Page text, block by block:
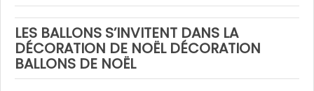
LES BALLONS S’INVITENT DANS LA
DÉCORATION DE NOËL DÉCORATION
BALLONS DE NOËL